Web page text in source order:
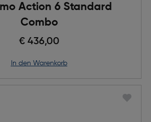
Action 6 Standard
Combo
€ 436,00
in den Warenkorb